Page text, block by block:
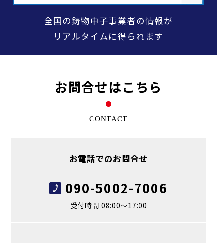
全国の鋳物中子事業者の情報が
リアルタイムに得られます
お問合せはこちら
CONTACT
お電話でのお問合せ
090-5002-7006
受付時間 08:00～17:00